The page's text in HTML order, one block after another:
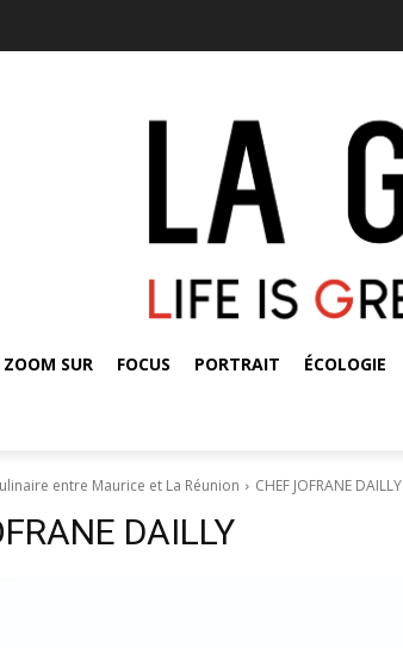
ZOOM SUR FOCUS PORTRAIT ÉCOLOGIE
entre Maurice et La Réunion CHEF JOFRANE DAILLY
DAILLY